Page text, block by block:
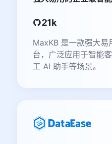
21k
MaxKB 是一款强大易
台，广泛应用于智能
工 AI 助手等场景。